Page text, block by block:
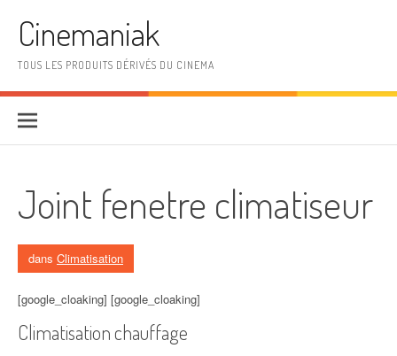
Cinemaniak
TOUS LES PRODUITS DÉRIVÉS DU CINEMA
Joint fenetre climatiseur
dans Climatisation
[google_cloaking] [google_cloaking]
Climatisation chauffage